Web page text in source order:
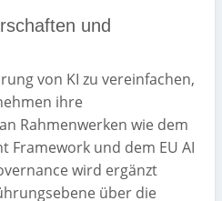
und
von KI zu vereinfachen,
ihre
Rahmenwerken wie dem
Framework und dem EU AI
wird ergänzt
über die